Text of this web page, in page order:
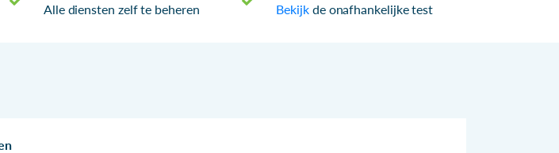
Alle diensten zelf te beheren
Bekijkde onafhankelijke test